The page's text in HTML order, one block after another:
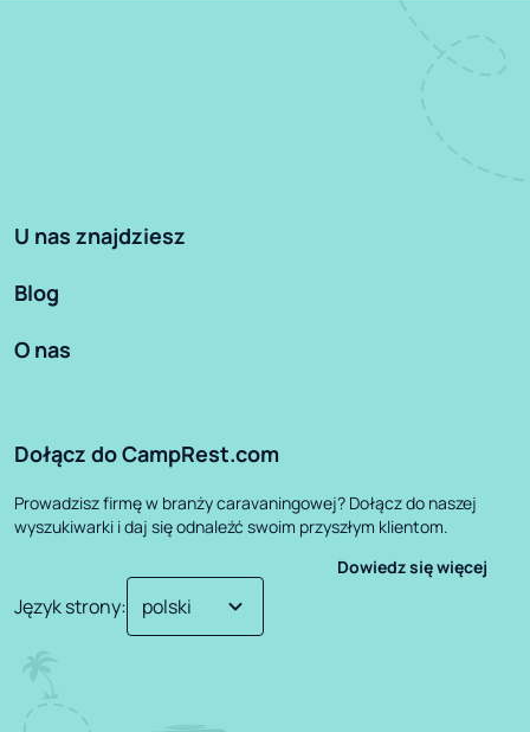
U nas znajdziesz
Blog
O nas
Dołącz do CampRest.com
Prowadzisz firmę w branży caravaningowej? Dołącz do naszej
wyszukiwarki i daj się odnaleźć swoim przyszłym klientom.
Dowiedz się więcej
Język strony: